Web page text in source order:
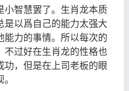
小智慧罢了。生肖龙本质
是以爲自己的能力太强大
能力的事情。所以每次的
不过好在生肖龙的性格也
功，但是在上司老板的眼